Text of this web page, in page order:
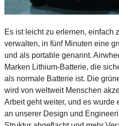
Es ist leicht zu erlernen, einfach
verwalten, in fünf Minuten eine
und als portable genannt.
Marken Lithium-Batterie, die
als normale Batterie ist. Die
wird von weltweit Menschen
Arbeit geht weiter, und es wurde
an unserer Design und